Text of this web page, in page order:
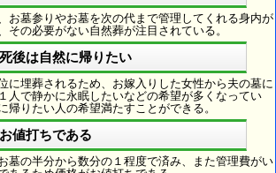
お墓参りやお墓を次の代まで管理してくれる身内が
その必要がない自然葬が注目されている。
後は自然に帰りたい
に埋葬されるため、お嫁入りした女性から夫の墓に
人で静かに永眠したいなどの希望が多くなってい
帰りたい人の希望満たすことができる。
値打ちである
墓の半分から数分の１程度で済み、また管理費がい